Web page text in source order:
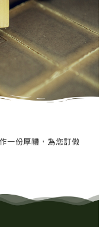
簡稱本公司）所提供，讓
並由商店將買賣／分期付款
繳交帳款。
係目的，商店將以您的個人
大進項蒐集、處理及利用，
、核對及更正。
oppay.tw/userRule
交易完成。
若您需要取消訂單，請聯絡
為有效，需透過AFTEE先享
頁面顯示為準，若有關於
，請聯繫「AFTEE先享後付
support/home
先享後付」服務完成之交
人之同意方可使用
形，本公司將視審查結果